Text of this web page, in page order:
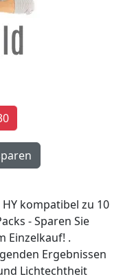
kompatibel zu 10
- Sparen Sie
Einzelkauf! .
Ergebnissen
Lichtechtheit